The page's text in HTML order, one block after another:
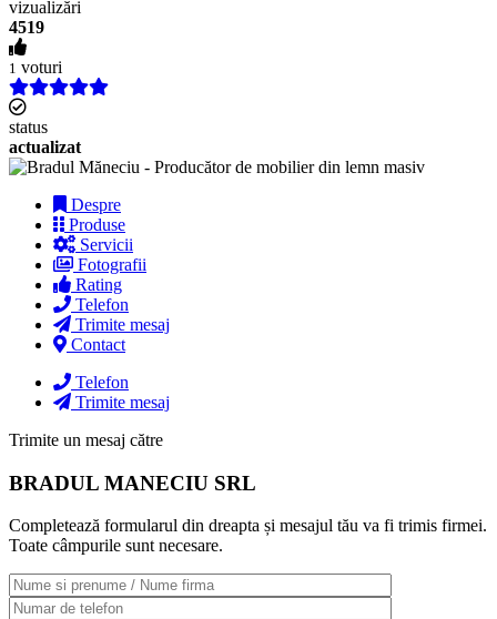
vizualizări
4519
1 voturi
status
actualizat
Despre
Produse
Servicii
Fotografii
Rating
Telefon
Trimite mesaj
Contact
Telefon
Trimite mesaj
Trimite un mesaj către
BRADUL MANECIU SRL
Completează formularul din dreapta și mesajul tău va fi trimis firmei.
Toate câmpurile sunt necesare.